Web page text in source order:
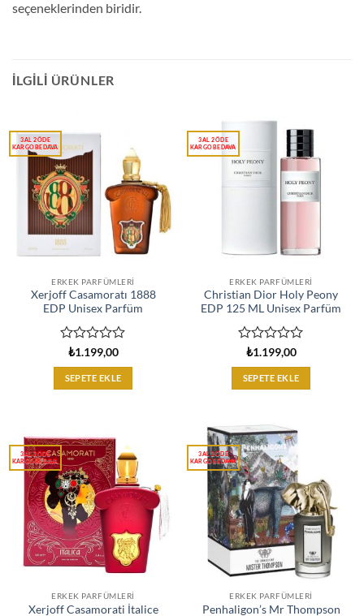
seçeneklerinden biridir.
İLGILI ÜRÜNLER
ERKEK PARFÜMLERI
Xerjoff Casamoratı 1888
EDP Unisex Parfüm
üzerinden
0
oy
₺1.199,00
SEPETE EKLE
ERKEK PARFÜMLERI
Christian Dior Holy Peony
EDP 125 ML Unisex Parfüm
üzerinden
0
oy
₺1.199,00
SEPETE EKLE
ERKEK PARFÜMLERI
Xerjoff Casamorati İtalice
ERKEK PARFÜMLERI
Penhaligon’s Mr Thompson